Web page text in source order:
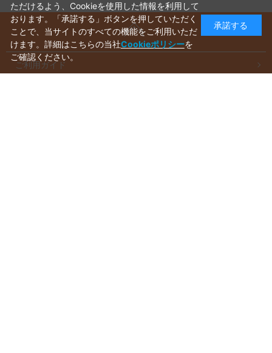
ご利用ガイド
ただけるよう、Cookieを使用した情報を利用して
おります。「承諾する」ボタンを押していただく
ことで、当サイトのすべての機能をご利用いただ
けます。詳細はこちらの当社Cookieポリシーを
ご確認ください。
承諾する